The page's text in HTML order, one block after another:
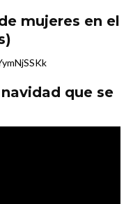
mujeres en el
que se